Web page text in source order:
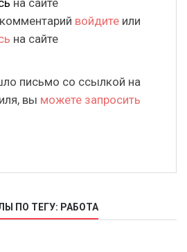
войдите или
на сайте
письмо со ссылкой на
вы можете запросить
ПО ТЕГУ: РАБОТА